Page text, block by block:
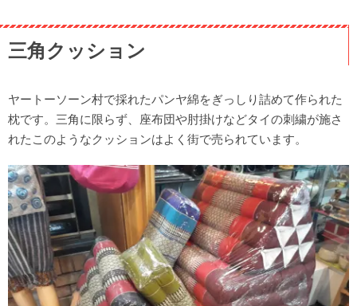
三角クッション
ヤートーソーン村で採れたパンヤ綿をぎっしり詰めて作られた
枕です。三角に限らず、座布団や肘掛けなどタイの刺繍が施さ
れたこのようなクッションはよく街で売られています。